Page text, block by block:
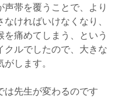
声帯を覆うことで、より
ければいけなくなり、
を痛めてしまう、という
クルでしたので、大きな
します。
は先生が変わるのです